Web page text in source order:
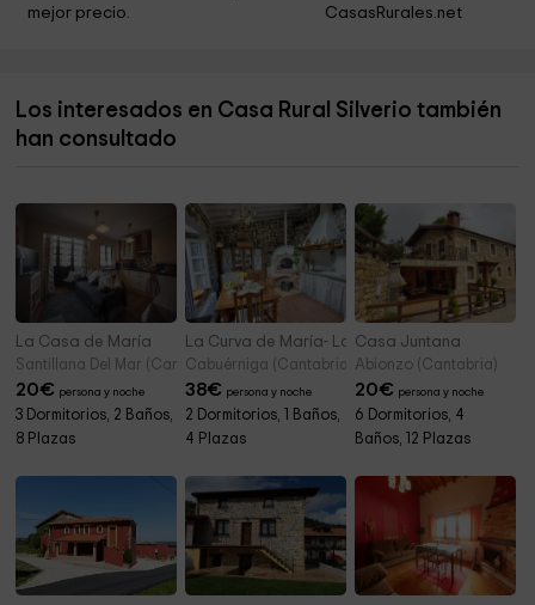
Minas de Hierro del Monte Vizmaya 4,8 km
Palacio Condes De Torrehermosa 5,6 km
mejor precio.
CasasRurales.net
Los interesados en Casa Rural Silverio también
han consultado
La Casa de María
Santillana Del Mar (Cantabria)
20€ persona y noche
3 Dormitorios, 2 Baños,
8 Plazas
La Curva de María- La Casita
Cabuérniga (Cantabria)
38€ persona y noche
2 Dormitorios, 1 Baños,
4 Plazas
Casa Juntana
Abionzo (Cantabria)
20€ persona y noche
6 Dormitorios, 4
Baños, 12 Plazas